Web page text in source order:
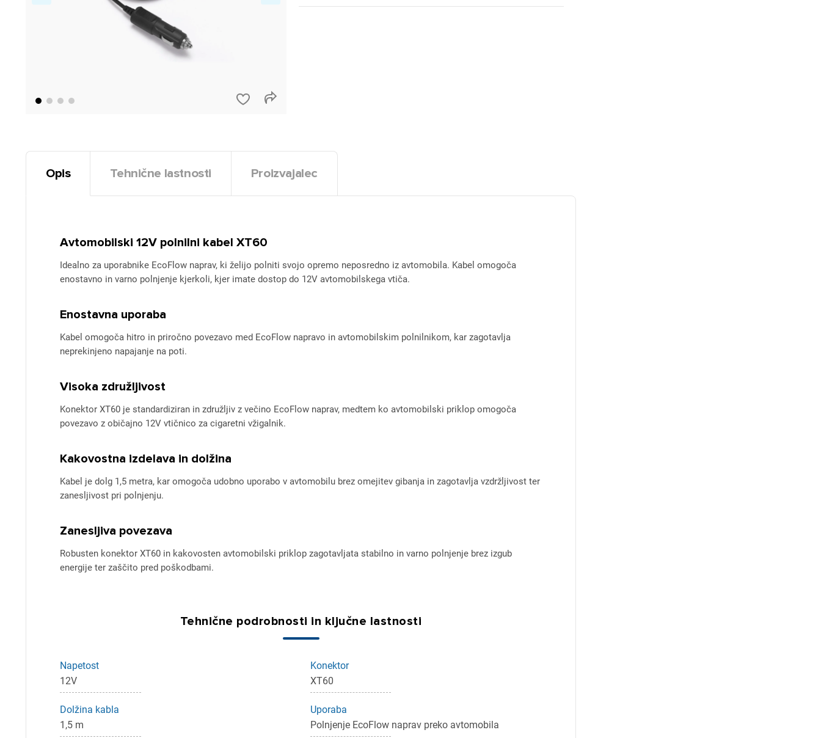
Opis Tehnične lastnosti Proizvajalec
Avtomobilski 12V polnilni kabel XT60
Idealno za uporabnike EcoFlow naprav, ki želijo polniti svojo opremo neposredno iz avtomobila. Kabel omogoča
enostavno in varno polnjenje kjerkoli, kjer imate dostop do 12V avtomobilskega vtiča.
Enostavna uporaba
Kabel omogoča hitro in priročno povezavo med EcoFlow napravo in avtomobilskim polnilnikom, kar zagotavlja
neprekinjeno napajanje na poti.
Visoka združljivost
Konektor XT60 je standardiziran in združljiv z večino EcoFlow naprav, medtem ko avtomobilski priklop omogoča
povezavo z običajno 12V vtičnico za cigaretni vžigalnik.
Kakovostna izdelava in dolžina
Kabel je dolg 1,5 metra, kar omogoča udobno uporabo v avtomobilu brez omejitev gibanja in zagotavlja vzdržljivost ter
zanesljivost pri polnjenju.
Zanesljiva povezava
Robusten konektor XT60 in kakovosten avtomobilski priklop zagotavljata stabilno in varno polnjenje brez izgub
energije ter zaščito pred poškodbami.
Tehnične podrobnosti in ključne lastnosti
Napetost
12V
Konektor
XT60
Dolžina kabla
1,5 m
Uporaba
Polnjenje EcoFlow naprav preko avtomobila
Za dodajanje na seznam želja morate biti prijavljeni.